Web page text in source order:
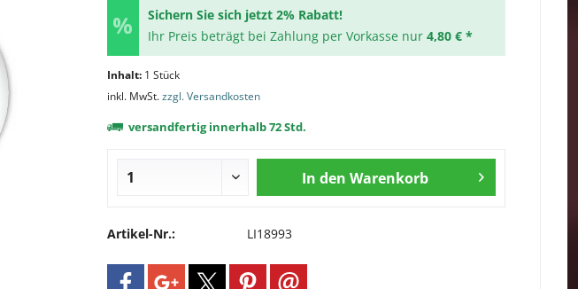
Sichern Sie sich jetzt 2% Rabatt!
Ihr Preis beträgt bei Zahlung per Vorkasse nur 4,80 € *
Inhalt: 1 Stück
inkl. MwSt.zzgl. Versandkosten
versandfertig innerhalb 72 Std.
In den Warenkorb
Artikel-Nr.: LI18993